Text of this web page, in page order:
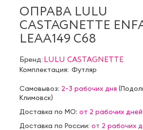
ОПРАВА LULU
CASTAGNETTE
LEAA149 C68
Бренд:LULU CASTAGNETTE
Комплектация: Футляр
Самовывоз: 2-3 рабочих дня (
Климовск)
Доставка по МО: от 2 рабочих дней
Доставка по России: от 2 рабочих